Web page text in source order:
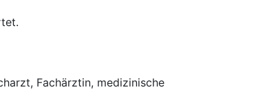
Fachärztin, medizinische